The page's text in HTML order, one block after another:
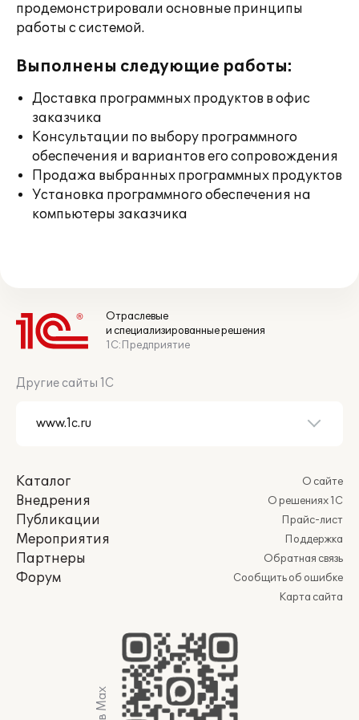
продемонстрировали основные принципы
работы с системой.
Выполнены следующие работы:
Доставка программных продуктов в офис
заказчика
Консультации по выбору программного
обеспечения и вариантов его сопровождения
Продажа выбранных программных продуктов
Установка программного обеспечения на
компьютеры заказчика
Отраслевые
и специализированные решения
1С:Предприятие
Другие сайты 1С
Каталог
Внедрения
Публикации
Мероприятия
Партнеры
Форум
О сайте
О решениях 1С
Прайс-лист
Поддержка
Обратная связь
Сообщить об ошибке
Карта сайта